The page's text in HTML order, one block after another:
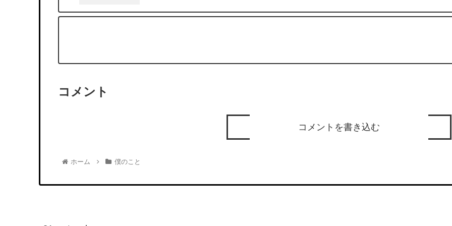
コメント
コメントを書き込む
ホーム 僕のこと